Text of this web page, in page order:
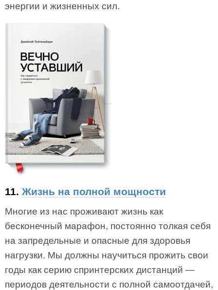
энергии и жизненных сил.
11. Жизнь на полной мощности
Многие из нас проживают жизнь как
бесконечный марафон, постоянно толкая себя
на запредельные и опасные для здоровья
нагрузки. Мы должны научиться прожить свои
годы как серию спринтерских дистанций —
периодов деятельности с полной самоотдачей,